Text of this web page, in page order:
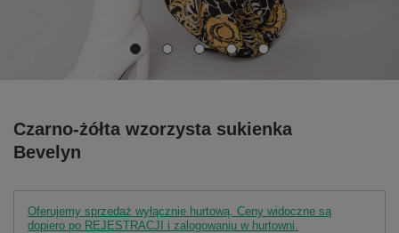
Czarno-żółta wzorzysta sukienka
Bevelyn
Oferujemy sprzedaż wyłącznie hurtową. Ceny widoczne są
dopiero po REJESTRACJI i zalogowaniu w hurtowni.